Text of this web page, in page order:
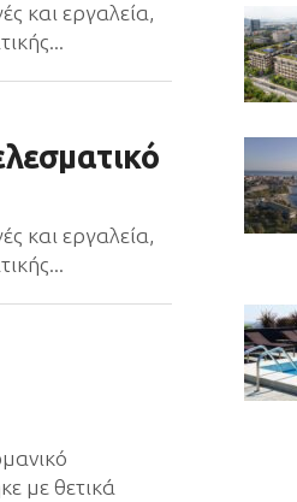
και εργαλεία,
και εργαλεία,
με θετικά